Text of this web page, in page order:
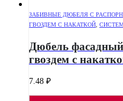
ЗАБИВНЫЕ ДЮБЕЛЯ С
ГВОЗДЕМ С НАКАТКОЙ
Дюбель
гвоздем с
7.48 ₽